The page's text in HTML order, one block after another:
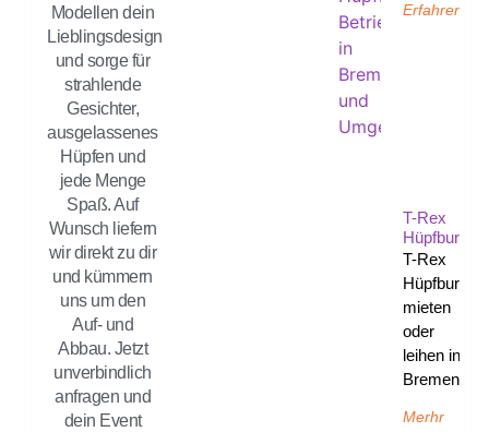
Modellen dein
Lieblingsdesign
und sorge für
strahlende
Gesichter,
ausgelassenes
Hüpfen und
jede Menge
Spaß. Auf
Wunsch liefern
wir direkt zu dir
und kümmern
uns um den
Auf- und
Abbau. Jetzt
unverbindlich
anfragen und
dein Event
Erfahren
T-Rex
Hüpfburg
T-Rex
Hüpfburg
mieten
oder
leihen in
Bremen
Merhr